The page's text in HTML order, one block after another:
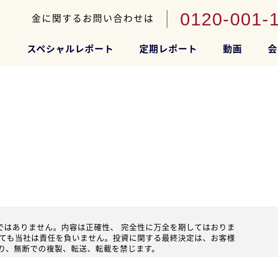
金に関するお問い合わせは 0120-001-
スペシャルレポート 定期レポート 動画
ありません。内容は正確性、 完全性に万全を期してはおりま
当社は責任を負いません。投資に関する最終決定は、お客様
無断での複製、転送、転載を禁じます。